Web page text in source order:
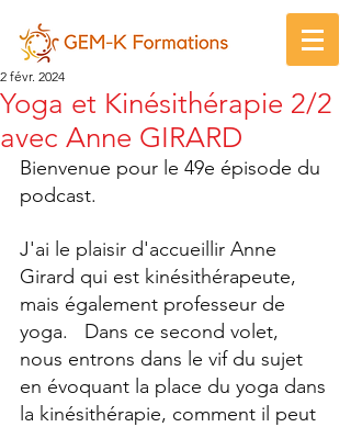
Yoga et Kinésithérapie 2/2
avec Anne GIRARD
2 févr. 2024
Bienvenue pour le 49e épisode du
podcast.
J'ai le plaisir d'accueillir Anne
Girard qui est kinésithérapeute,
mais également professeur de
yoga.   Dans ce second volet,
nous entrons dans le vif du sujet
en évoquant la place du yoga dans
la kinésithérapie, comment il peut